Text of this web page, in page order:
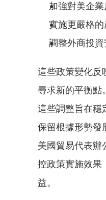
加強對美企
實施更嚴格
調整外商投
這些政策變化反
尋求新的平衡點
這些調整旨在穩
保留根據形勢發
美國貿易代表辦
控政策實施效果
益。